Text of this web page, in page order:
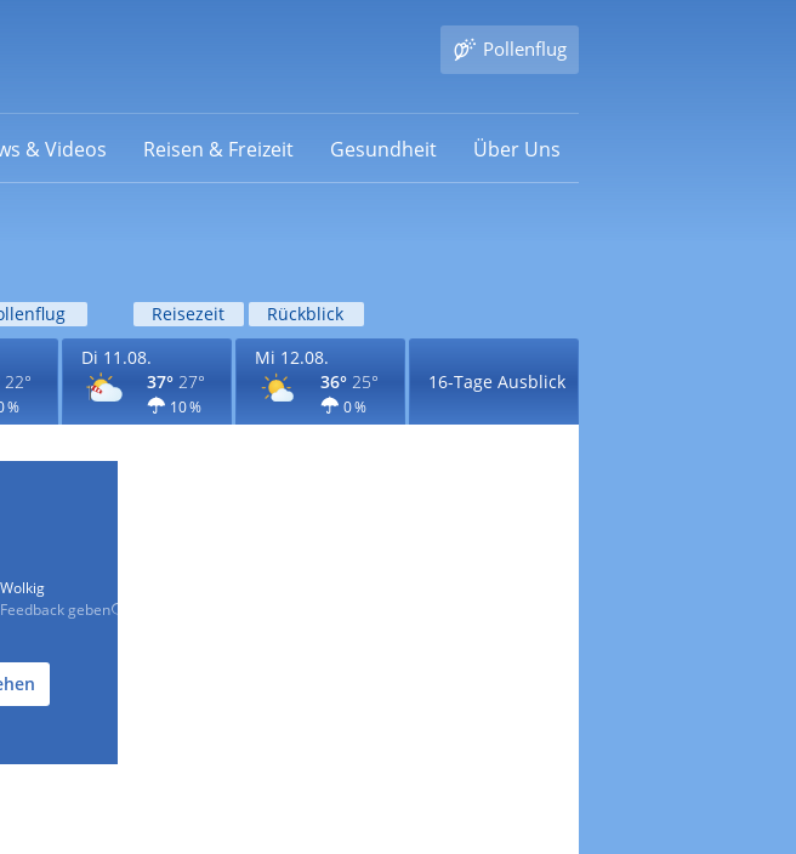
Pollenflug
& Videos Reisen & Freizeit Gesundheit Über Uns
Reisezeit
Rückblick
22°
%
Di 11.08.
37° 27°
10 %
Mi 12.08.
36° 25°
0 %
16-Tage Ausblick
Wolkig
Feedback geben